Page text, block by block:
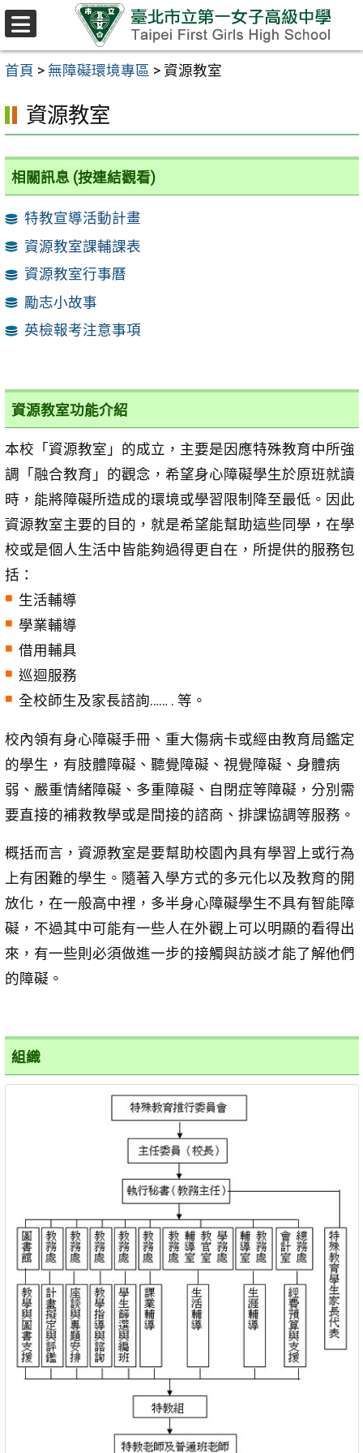
跳至主要內容區
首頁 > 無障礙環境專區 > 資源教室
資源教室
相關訊息 (按連結觀看)
特教宣導活動計畫
資源教室課輔課表
資源教室行事曆
勵志小故事
英檢報考注意事項
資源教室功能介紹
本校「資源教室」的成立，主要是因應特殊教育中所強
調「融合教育」的觀念，希望身心障礙學生於原班就讀
時，能將障礙所造成的環境或學習限制降至最低。因此
資源教室主要的目的，就是希望能幫助這些同學，在學
校或是個人生活中皆能夠過得更自在，所提供的服務包
括：
生活輔導
學業輔導
借用輔具
巡迴服務
全校師生及家長諮詢…… . 等。
校內領有身心障礙手冊、重大傷病卡或經由教育局鑑定
的學生，有肢體障礙、聽覺障礙、視覺障礙、身體病
弱、嚴重情緒障礙、多重障礙、自閉症等障礙，分別需
要直接的補救教學或是間接的諮商、排課協調等服務。
概括而言，資源教室是要幫助校園內具有學習上或行為
上有困難的學生。隨著入學方式的多元化以及教育的開
放化，在一般高中裡，多半身心障礙學生不具有智能障
礙，不過其中可能有一些人在外觀上可以明顯的看得出
來，有一些則必須做進一步的接觸與訪談才能了解他們
的障礙。
組織
選
單